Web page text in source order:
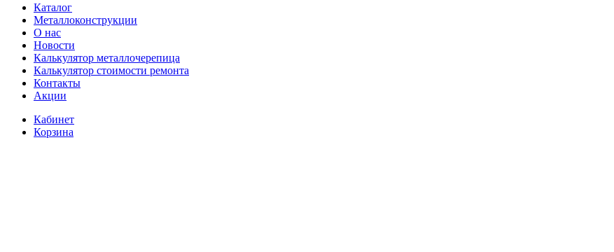
Каталог
Металлоконструкции
О нас
Новости
Калькулятор металлочерепица
Калькулятор стоимости ремонта
Контакты
Акции
Кабинет
Корзина